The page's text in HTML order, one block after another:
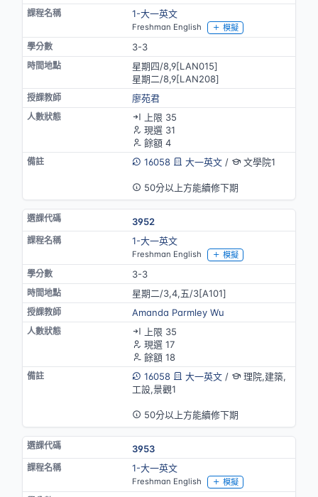
1-大一英文
Freshman English 模擬
3-3
星期四/8,9[LAN015]
星期二/8,9[LAN208]
廖苑君
上限 35
現選 31
餘額 4
16058
大一英文/ 文學院1
50分以上方能續修下期
3952
1-大一英文
Freshman English 模擬
3-3
星期二/3,4,五/3[A101]
Amanda Parmley Wu
上限 35
現選 17
餘額 18
16058
大一英文/
理院,建築,
工設,景觀1
50分以上方能續修下期
3953
1-大一英文
Freshman English 模擬